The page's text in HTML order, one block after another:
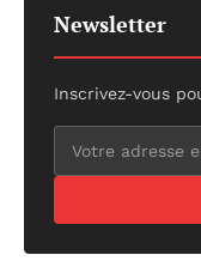
Newsletter
Inscrivez-vous